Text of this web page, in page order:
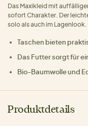
Das Maxikleid mit
sofort Charakter. Der
solo als auch im Lagenlook.
Taschen bieten
Das Futter sorgt für
Bio-Baumwolle und
Produktdetails